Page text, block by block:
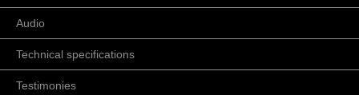
Audio
Technical specifications
Testimonies